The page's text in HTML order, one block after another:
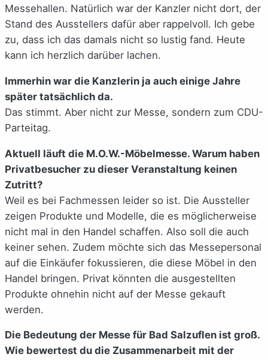
Messehallen. Natürlich war der Kanzler nicht dort, der
Stand des Ausstellers dafür aber rappelvoll. Ich gebe
zu, dass ich das damals nicht so lustig fand. Heute
kann ich herzlich darüber lachen.
Immerhin war die Kanzlerin ja auch einige Jahre
später tatsächlich da.
Das stimmt. Aber nicht zur Messe, sondern zum CDU-
Parteitag.
Aktuell läuft die M.O.W.-Möbelmesse. Warum haben
Privatbesucher zu dieser Veranstaltung keinen
Zutritt?
Weil es bei Fachmessen leider so ist. Die Aussteller
zeigen Produkte und Modelle, die es möglicherweise
nicht mal in den Handel schaffen. Also soll die auch
keiner sehen. Zudem möchte sich das Messepersonal
auf die Einkäufer fokussieren, die diese Möbel in den
Handel bringen. Privat könnten die ausgestellten
Produkte ohnehin nicht auf der Messe gekauft
werden.
Die Bedeutung der Messe für Bad Salzuflen ist groß.
Wie bewertest du die Zusammenarbeit mit der